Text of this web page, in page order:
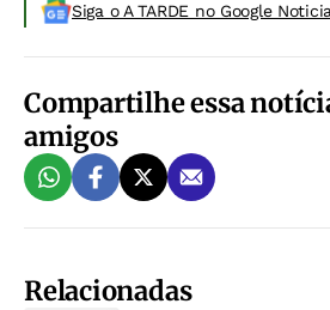
Siga o A TARDE no Google
Compartilhe essa
amigos
Relacionadas